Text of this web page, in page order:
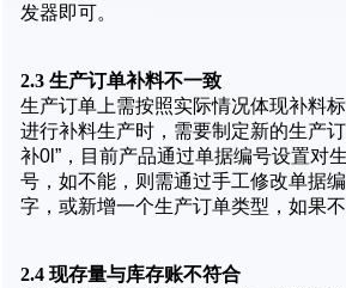
发器即可。
2.3 生产订单补料不一致
生产订单上需按照实际情况体现补料
进行补料生产时，需要制定新的生产
补0l”，目前产品通过单据编号设置对
号，如不能，则需通过手工修改单据
字，或新增一个生产订单类型，如果不
2.4 现存量与库存账不符合